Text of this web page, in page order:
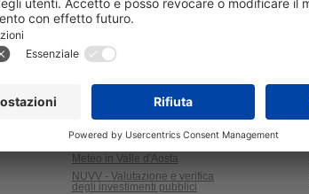
Meteo in Valle d'Aosta
NUVV - Valutazione e verifica
degli investimenti pubblici